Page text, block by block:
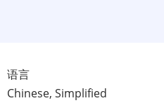
语言
Chinese, Simplified